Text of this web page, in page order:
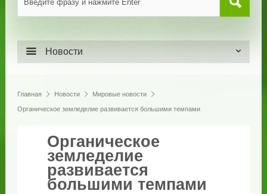
Новости
Главная Новости Мировые новости
Органическое земледелие развивается большими темпами
Органическое
земледелие
развивается
большими темпами